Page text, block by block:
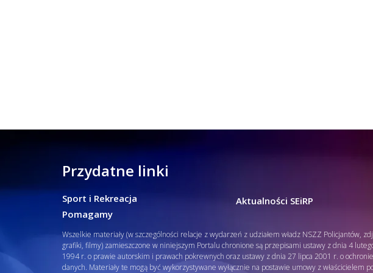
Przydatne linki
Sport i Rekreacja
Pomagamy
Aktualności SEiRP
Wszelkie materiały (w szczególności relacje z wydarzeń z udziałem władz NSZZ Policjantów,
grafiki, filmy) zamieszczone w niniejszym Portalu chronione są przepisami ustawy z dnia 4
1994 r. o prawie autorskim i prawach pokrewnych oraz ustawy z dnia 27 lipca 2001 r. o
danych. Materiały te mogą być wykorzystywane wyłącznie na postawie umowy z właścicielem